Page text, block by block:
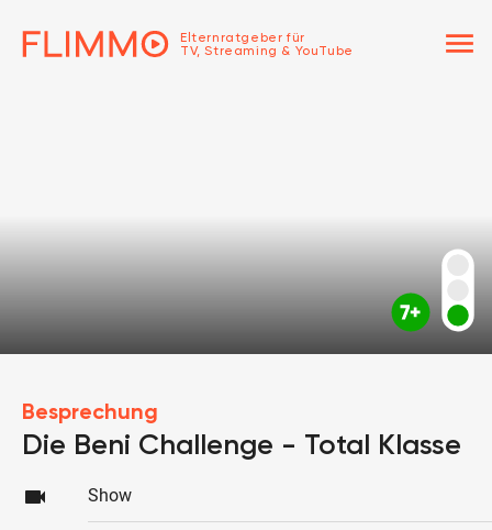
Elternratgeber für
TV, Streaming & YouTube
menu
Besprechung
Die Beni Challenge - Total Klasse
videocam Show